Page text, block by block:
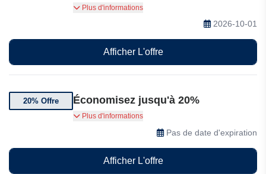
Offre Endless Summer : profitez jusqu’à 25% de
réduction, jusqu’à 150 € de crédit resort offert et
50 % de remise pour les enfants sur votre
escapade détente !
Plus d'informations
2026-10-01
Afficher L'offre
20% Offre Économisez jusqu'à 20%
Economisez jusqu'à 20% sur toutes vos
réservations dans le monde entier
Plus d'informations
Pas de date d'expiration
Afficher L'offre